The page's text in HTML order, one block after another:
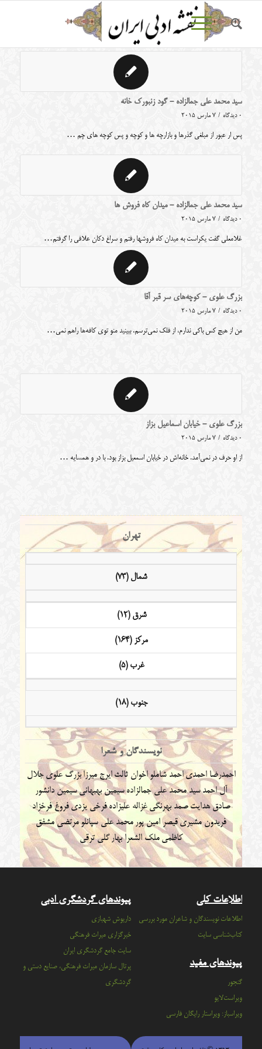
سید محمد علی جمالزاده - گود زنبورک خانه
0 دیدگاه / 7 مارس 2015
پس ار عبور از مبلغی گذرها و بازارچه ها و کوچه و پس کوچه های چم …
سید محمد علی جمالزاده - میدان کاه فروش ها
0 دیدگاه / 7 مارس 2015
غلامعلی گفت یکراست به میدان کاه فروشها رفتم و سراغ دکان علافی را گرفتم…
بزرگ علوی - کوچه‌های سر قبر آقا
0 دیدگاه / 7 مارس 2015
من از هیچ کس باکی ندارم، از فلک نمی‌ترسم. ببینید منو توی کافه‌ها راهم نمی‌…
بزرگ علوی - خیابان اسماعیل بزاز
0 دیدگاه / 7 مارس 2015
از او حرف در نمی‌آمد. خانه‌اش در خیابان اسمعیل بزاز بود. با در و همسایه …
تهران
شمال (73)
شرق (12)
مرکز (164)
غرب (5)
جنوب (18)
نویسندگان و شعرا
احمدرضا احمدیاحمد شاملو اخوان ثالثایرج میرزابزرگ علوی جلال
آل احمدسید محمد علی جمالزادهسیمین بهبهانیسیمین دانشور
صادق هدایتصمد بهرنگی غزاله علیزادهفرخی یزدی فروغ فرخزاد
فریدون مشیری قیصر امین پورمحمد علی سپانلومرتضی مشفق
کاظمی ملک الشعرا بهار گلی ترقی
اطلاعات کلی
اطلاعات نویسندگان و شاعران مورد بررسی
کتاب‌شناسی سایت
پیوندهای مفید
گنجور
ویراست‌لایو
ویراسباز: ویراستار رایگان فارسی
پیوندهای گردشگری ادبی
داریوش شهبازی
خبرگزاری میراث فرهنگی
سايت جامع گردشگري ايران
پرتال سازمان ميراث فرهنگي، صنايع دستي و
گردشگري